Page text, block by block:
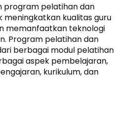
program pelatihan dan
meningkatkan kualitas guru
memanfaatkan teknologi
Program pelatihan dan
berbagai modul pelatihan
aspek pembelajaran,
kurikulum, dan